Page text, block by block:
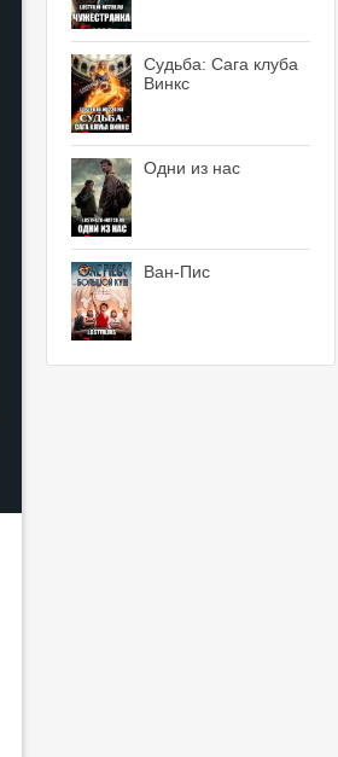
Судьба: Сага клуба
Винкс
Одни из нас
Ван-Пис